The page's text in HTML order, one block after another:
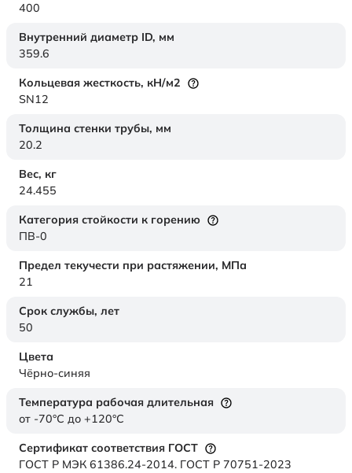
400
Внутренний диаметр ID, мм
359.6
Кольцевая жесткость, кН/м2
SN12
Толщина стенки трубы, мм
20.2
Вес, кг
24.455
Категория стойкости к горению
ПВ-0
Предел текучести при растяжении, МПа
21
Срок службы, лет
50
Цвета
Чёрно-синяя
Температура рабочая длительная
от -70°C до +120°C
Сертификат соответствия ГОСТ
ГОСТ Р МЭК 61386.24-2014. ГОСТ Р 70751-2023